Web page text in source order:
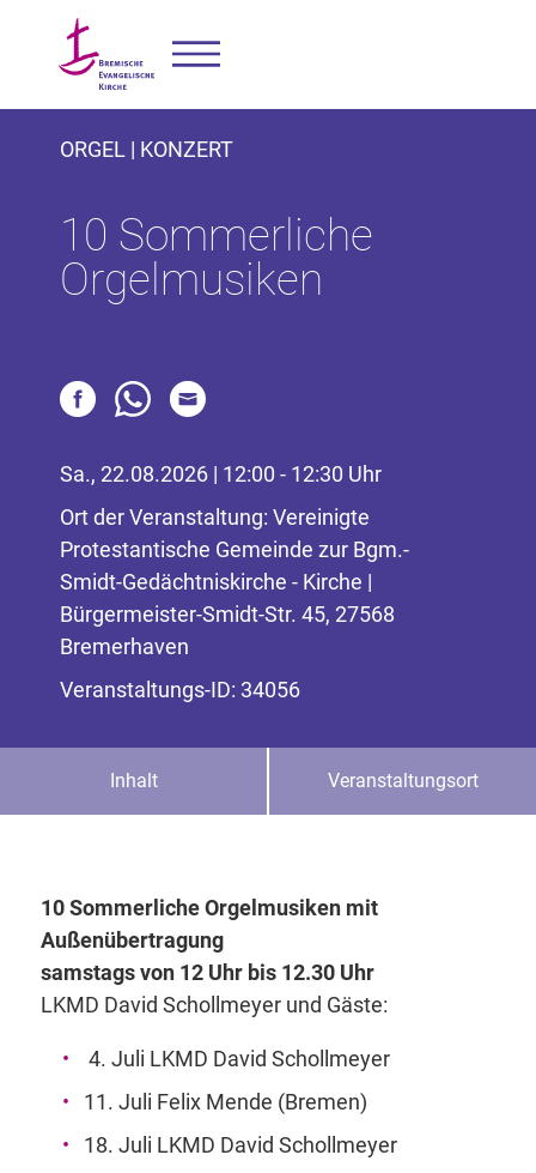
ORGEL | KONZERT
10 Sommerliche
Orgelmusiken
Sa., 22.08.2026 | 12:00 - 12:30 Uhr
Ort der Veranstaltung: Vereinigte
Protestantische Gemeinde zur Bgm.-
Smidt-Gedächtniskirche - Kirche |
Bürgermeister-Smidt-Str. 45, 27568
Bremerhaven
Veranstaltungs-ID: 34056
Inhalt Veranstaltungsort
10 Sommerliche Orgelmusiken mit
Außenübertragung
samstags von 12 Uhr bis 12.30 Uhr
LKMD David Schollmeyer und Gäste:
4. Juli LKMD David Schollmeyer
11. Juli Felix Mende (Bremen)
18. Juli LKMD David Schollmeyer